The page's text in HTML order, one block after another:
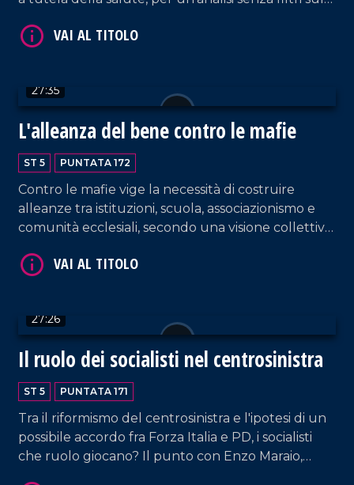
27:35
L'alleanza del bene contro le mafie
ST 5 PUNTATA 172
Contro le mafie vige la necessità di costruire
alleanze tra istituzioni, scuola, associazionismo e
comunità ecclesiali, secondo una visione collettiva
del dibattito Mons. Francesco Savino, vescovo
il Mezzogiorno. In studio, insieme a Pier Paolo
Cambareri, il prof. Giancarlo Costabile.
27:26
Il ruolo dei socialisti nel centrosinistra
ST 5 PUNTATA 171
Tra il riformismo del centrosinistra e l'ipotesi di un
possibile accordo fra Forza Italia e PD, i socialisti
che ruolo giocano? Il punto con Enzo Maraio,
VAI AL TITOLO